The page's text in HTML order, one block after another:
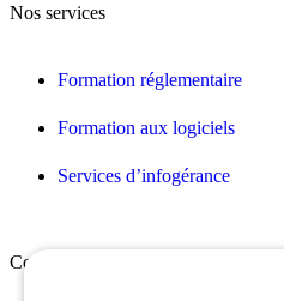
Nos services
Formation réglementaire
Formation aux logiciels
Services d’infogérance
Conex